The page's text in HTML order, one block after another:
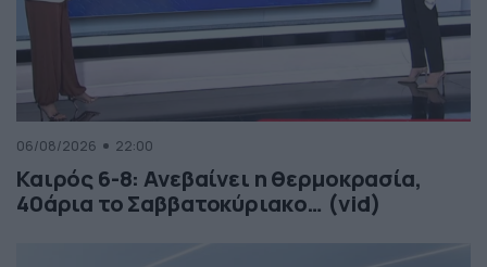
06/08/2026 22:00
Καιρός 6-8: Ανεβαίνει η θερμοκρασία,
40άρια το Σαββατοκύριακο… (vid)